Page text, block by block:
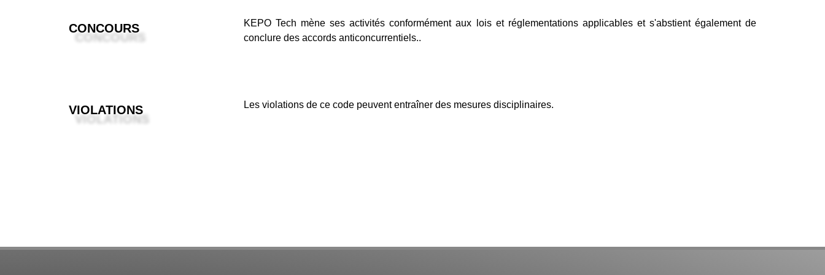
CONCOURS
KEPO Tech mène ses activités conformément aux lois et réglementations applicables et s'abstient également de
conclure des accords anticoncurrentiels..
VIOLATIONS Les violations de ce code peuvent entraîner des mesures disciplinaires.